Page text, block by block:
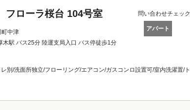
ローラ桜台 104号室
町中津
木駅 バス25分 陸運支局入口 バス停徒歩1分
アパート
問い合わせチェック
別/洗面所独立/フローリング/エアコン/ガスコンロ設置可/室内洗濯置/ト